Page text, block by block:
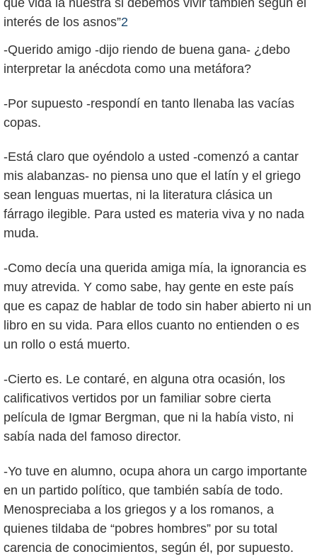
interés de los asnos”2
-Querido amigo -dijo riendo de buena gana- ¿debo
interpretar la anécdota como una metáfora?
-Por supuesto -respondí en tanto llenaba las vacías
copas.
-Está claro que oyéndolo a usted -comenzó a cantar
mis alabanzas- no piensa uno que el latín y el griego
sean lenguas muertas, ni la literatura clásica un
fárrago ilegible. Para usted es materia viva y no nada
muda.
-Como decía una querida amiga mía, la ignorancia es
muy atrevida. Y como sabe, hay gente en este país
que es capaz de hablar de todo sin haber abierto ni un
libro en su vida. Para ellos cuanto no entienden o es
un rollo o está muerto.
-Cierto es. Le contaré, en alguna otra ocasión, los
calificativos vertidos por un familiar sobre cierta
película de Igmar Bergman, que ni la había visto, ni
sabía nada del famoso director.
-Yo tuve en alumno, ocupa ahora un cargo importante
en un partido político, que también sabía de todo.
Menospreciaba a los griegos y a los romanos, a
quienes tildaba de “pobres hombres” por su total
carencia de conocimientos, según él, por supuesto.